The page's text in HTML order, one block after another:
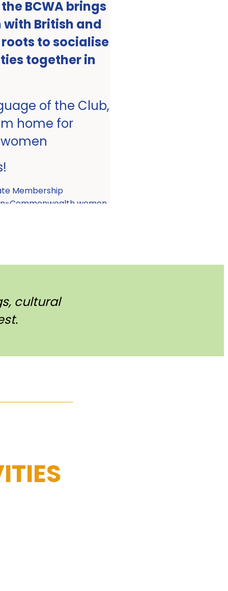
BCWA brings
British and
to socialise
together in
of the Club,
home for
Membership
Commonwealth women.
cultural